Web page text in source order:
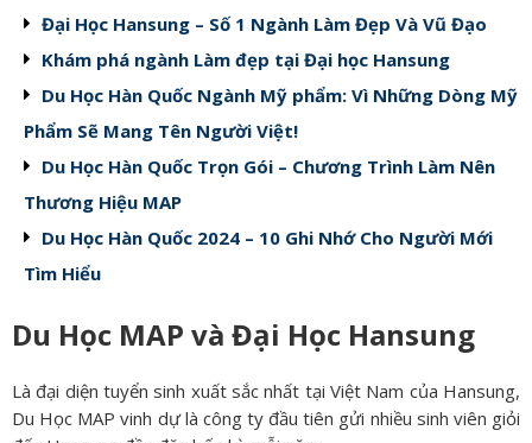
Đại Học Hansung – Số 1 Ngành Làm Đẹp Và Vũ Đạo
Khám phá ngành Làm đẹp tại Đại học Hansung
Du Học Hàn Quốc Ngành Mỹ phẩm: Vì Những Dòng Mỹ
Phẩm Sẽ Mang Tên Người Việt!
Du Học Hàn Quốc Trọn Gói – Chương Trình Làm Nên
Thương Hiệu MAP
Du Học Hàn Quốc 2024 – 10 Ghi Nhớ Cho Người Mới
Tìm Hiểu
Du Học MAP và Đại Học Hansung
Là đại diện tuyển sinh xuất sắc nhất tại Việt Nam của Hansung,
Du Học MAP vinh dự là công ty đầu tiên gửi nhiều sinh viên giỏi